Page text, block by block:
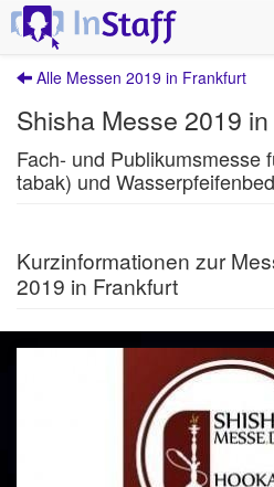
Alle Messen 2019 in Frankfurt
Shisha Messe 2019
Fach- und Publikumsmesse
tabak) und
Kurzinformationen zur
2019 in Frankfurt